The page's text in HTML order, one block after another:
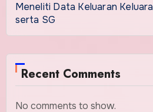
Meneliti Data Keluaran
serta SG
Recent Comments
No comments to show.